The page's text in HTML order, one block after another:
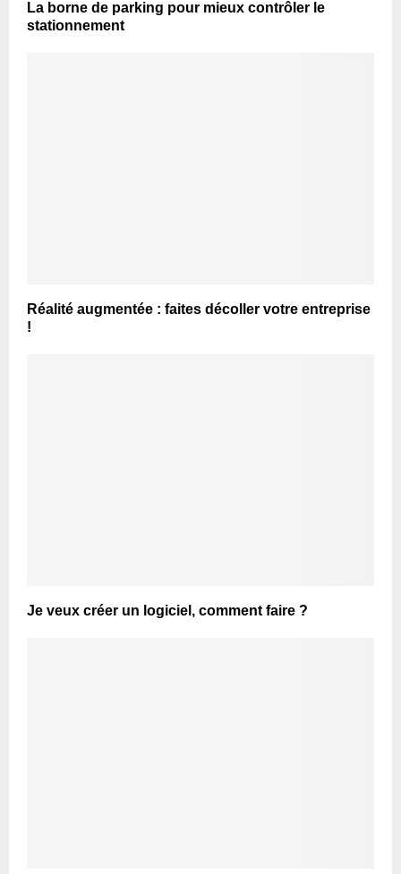
La borne de parking pour mieux contrôler le
stationnement
Réalité augmentée : faites décoller votre entreprise
!
Je veux créer un logiciel, comment faire ?